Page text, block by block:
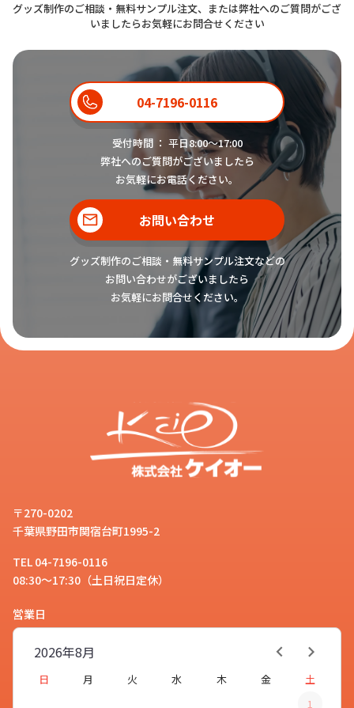
グッズ制作のご相談・無料サンプル注文、または弊社へのご質問がござ
いましたらお気軽にお問合せください
04-7196-0116
受付時間 ： 平日8:00〜17:00
弊社へのご質問がございましたら
お気軽にお電話ください。
お問い合わせ
グッズ制作のご相談・無料サンプル注文などの
お問い合わせがございましたら
お気軽にお問合せください。
〒270-0202
千葉県野田市関宿台町1995-2
TEL 04-7196-0116
08:30～17:30（土日祝日定休）
営業日
8月
2026年
日 月 火 水 木 金
土
1